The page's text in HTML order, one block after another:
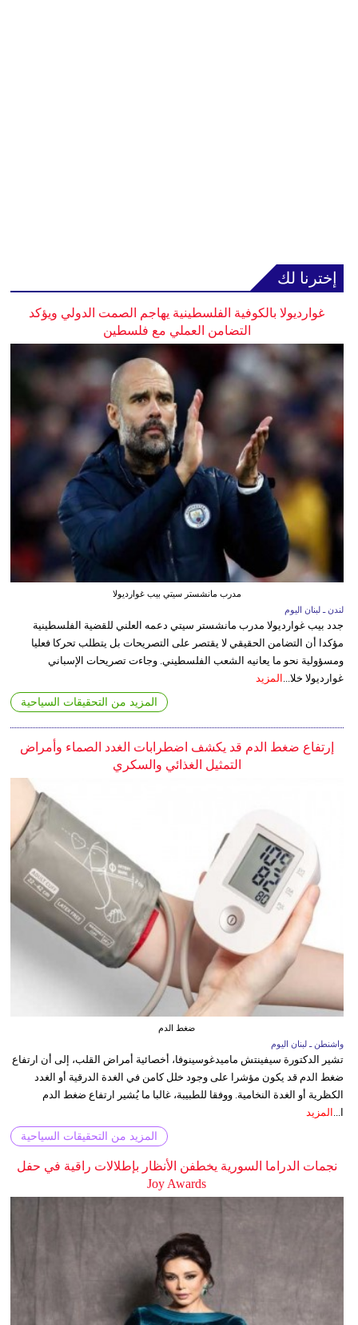
إخترنا لك
غوارديولا بالكوفية الفلسطينية يهاجم الصمت الدولي ويؤكد
التضامن العملي مع فلسطين
مدرب مانشستر سيتي بيب غوارديولا
لندن ـ لبنان اليوم
جدد بيب غوارديولا مدرب مانشستر سيتي دعمه العلني للقضية الفلسطينية
مؤكدا أن التضامن الحقيقي لا يقتصر على التصريحات بل يتطلب تحركا فعليا
ومسؤولية نحو ما يعانيه الشعب الفلسطيني. وجاءت تصريحات الإسباني
غوارديولا خلا... المزيد
المزيد من التحقيقات السياحية
إرتفاع ضغط الدم قد يكشف اضطرابات الغدد الصماء وأمراض
التمثيل الغذائي والسكري
ضغط الدم
واشنطن ـ لبنان اليوم
تشير الدكتورة سيفينتش ماميدغوسينوفا، أخصائية أمراض القلب، إلى أن ارتفاع
ضغط الدم قد يكون مؤشرا على وجود خلل كامن في الغدة الدرقية أو الغدد
الكظرية أو الغدة النخامية. ووفقا للطبيبة، غالبا ما يُشير ارتفاع ضغط الدم
ا...
المزيد
المزيد من التحقيقات السياحية
نجمات الدراما السورية يخطفن الأنظار بإطلالات راقية في حفل
Joy Awards